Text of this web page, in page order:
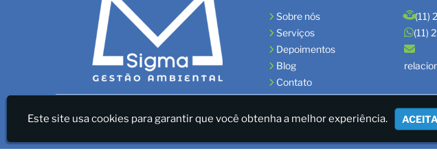
Sobre nós
Serviços
Depoimentos
Blog
Contato
(11)
(11)
Sigma Gestão Ambiental - LICENÇAS AMBIENTAIS/GESTÃO DE RESÍDUOS/LAUDOS
Este site usa cookies para garantir que você obtenha a melhor experiência.